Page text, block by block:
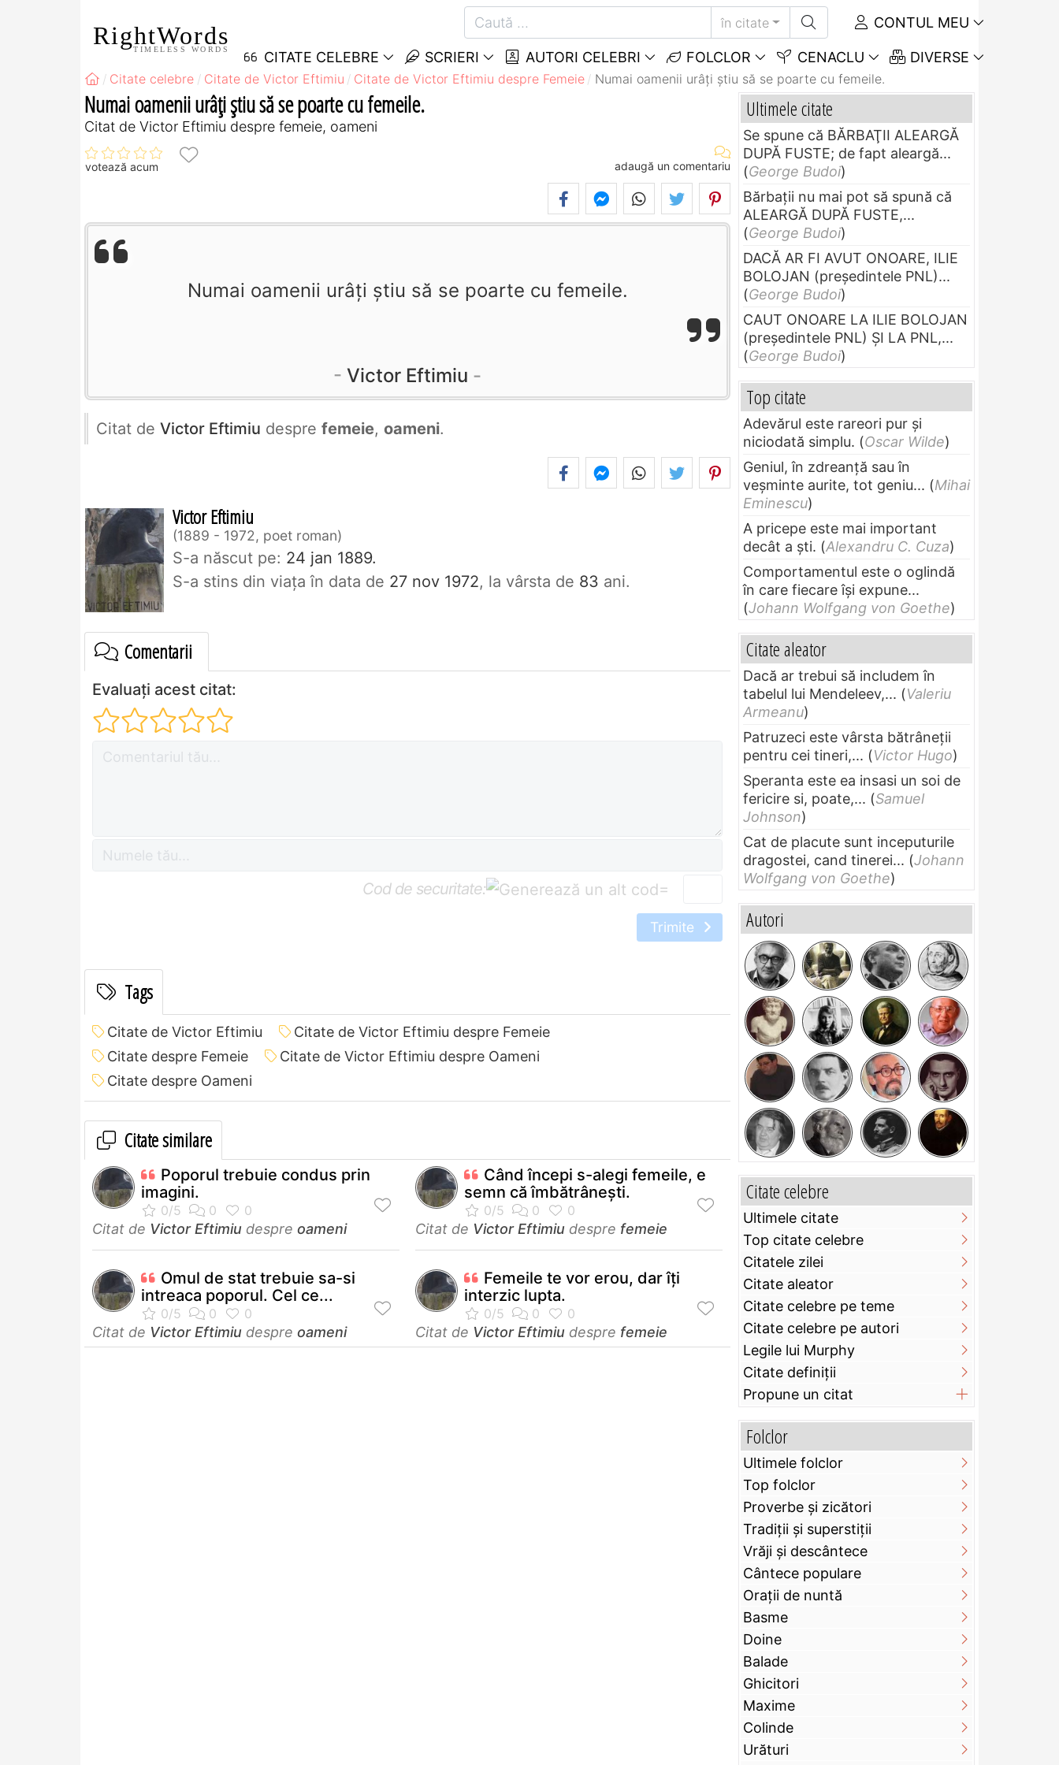
RightWords
TIMELESS WORDS
în citate CONTUL MEU
CITATE CELEBRE SCRIERI AUTORI CELEBRI FOLCLOR CENACLU DIVERSE
Citate celebre Citate de Victor Eftimiu Citate de Victor Eftimiu despre Femeie Numai oamenii urâţi ştiu să se poarte cu femeile.
Numai oamenii urâţi ştiu să se poarte cu femeile.
Citat de Victor Eftimiu despre femeie, oameni
votează acum adaugă un comentariu
Numai oamenii urâţi ştiu să se poarte cu femeile.
Victor Eftimiu
Citat de Victor Eftimiu despre femeie, oameni.
Victor Eftimiu
1889 - 1972, poet roman
S-a născut pe: 24 jan 1889.
S-a stins din viaţa în data de 27 nov 1972, la vârsta de 83 ani.
Comentarii
Evaluați acest citat:
Cod de securitate: =
Trimite
Tags
Citate de Victor Eftimiu
Citate de Victor Eftimiu despre Femeie
Citate despre Femeie
Citate de Victor Eftimiu despre Oameni
Citate despre Oameni
Citate similare
Poporul trebuie condus prin
imagini.
Citat de Victor Eftimiu despre oameni
Când începi s-alegi femeile, e
semn că îmbătrâneşti.
Citat de Victor Eftimiu despre femeie
Omul de stat trebuie sa-si
intreaca poporul. Cel ce...
Citat de Victor Eftimiu despre oameni
Femeile te vor erou, dar îţi
interzic lupta.
Citat de Victor Eftimiu despre femeie
Ultimele citate
Se spune că BĂRBAŢII ALEARGĂ
DUPĂ FUSTE; de fapt aleargă...
(George Budoi)
Bărbaţii nu mai pot să spună că
ALEARGĂ DUPĂ FUSTE,...
(George Budoi)
DACĂ AR FI AVUT ONOARE, ILIE
BOLOJAN (preşedintele PNL)...
(George Budoi)
CAUT ONOARE LA ILIE BOLOJAN
(preşedintele PNL) ŞI LA PNL,...
(George Budoi)
Top citate
Adevărul este rareori pur și
niciodată simplu. (Oscar Wilde)
Geniul, în zdreanţă sau în
veşminte aurite, tot geniu... (Mihai
Eminescu)
A pricepe este mai important
decât a ști. (Alexandru C. Cuza)
Comportamentul este o oglindă
în care fiecare își expune...
(Johann Wolfgang von Goethe)
Citate aleator
Dacă ar trebui să includem în
tabelul lui Mendeleev,... (Valeriu
Armeanu)
Patruzeci este vârsta bătrâneții
pentru cei tineri,... (Victor Hugo)
Speranta este ea insasi un soi de
fericire si, poate,... (Samuel
Johnson)
Cat de placute sunt inceputurile
dragostei, cand tinerei... (Johann
Wolfgang von Goethe)
Autori
Citate celebre
Ultimele citate
Top citate celebre
Citatele zilei
Citate aleator
Citate celebre pe teme
Citate celebre pe autori
Legile lui Murphy
Citate definiţii
Propune un citat
Folclor
Ultimele folclor
Top folclor
Proverbe și zicători
Tradiții și superstiții
Vrăji și descântece
Cântece populare
Orații de nuntă
Basme
Doine
Balade
Ghicitori
Maxime
Colinde
Urături